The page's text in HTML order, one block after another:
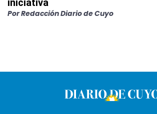
iniciativa
PorRedacción Diario de Cuyo